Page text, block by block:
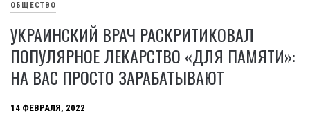
ОБЩЕСТВО
УКРАИНСКИЙ ВРАЧ РАСКРИТИКОВАЛ
ПОПУЛЯРНОЕ ЛЕКАРСТВО «ДЛЯ ПАМЯТИ»:
НА ВАС ПРОСТО ЗАРАБАТЫВАЮТ
14 ФЕВРАЛЯ, 2022